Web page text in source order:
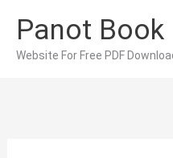
content
Panot Book
Website For Free PDF